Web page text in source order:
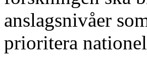
anslagsnivåer
prioritera